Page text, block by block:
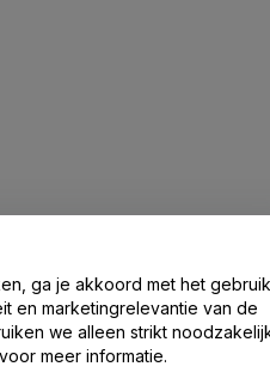
Met Ons Op
ga je akkoord met het gebruik
en marketingrelevantie van de
we alleen strikt
voor meer informatie.